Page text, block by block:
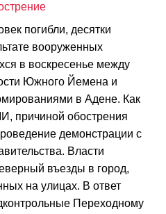
погибли, десятки
вооруженных
в воскресенье между
Южного Йемена и
в Адене. Как
причиной обострения
демонстрации с
Власти
въезды в город,
на улицах. В ответ
Переходному